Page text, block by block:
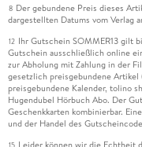
8 Der gebundene Preis dieses
dargestellten Datums vom Verlag
12 Ihr Gutschein SOMMER13 gilt
Gutschein ausschließlich online
zur Abholung mit Zahlung in der
gesetzlich preisgebundene
preisgebundene Kalender, tolino
Hugendubel Hörbuch Abo. Der
Geschenkkarten kombinierbar.
und der Handel des
15 Leider können wir die Echtheit